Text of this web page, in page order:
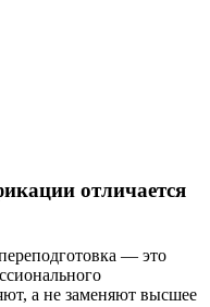
отличается
— это
а не заменяют высшее